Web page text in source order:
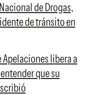
3,45
de Drogas,
de tránsito en
libera a
que su